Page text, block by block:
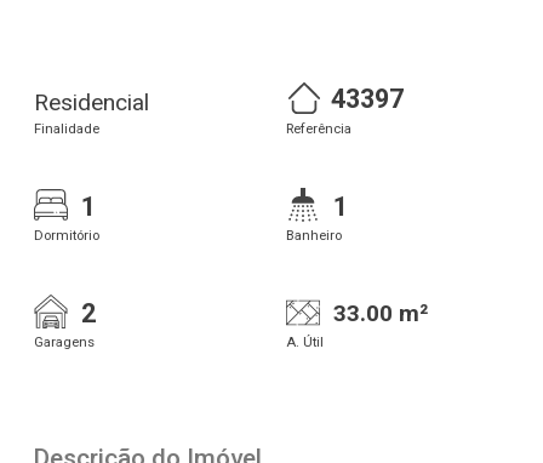
Residencial
Finalidade
43397
Referência
1
Dormitório
1
Banheiro
2
Garagens
33.00 m²
A. Útil